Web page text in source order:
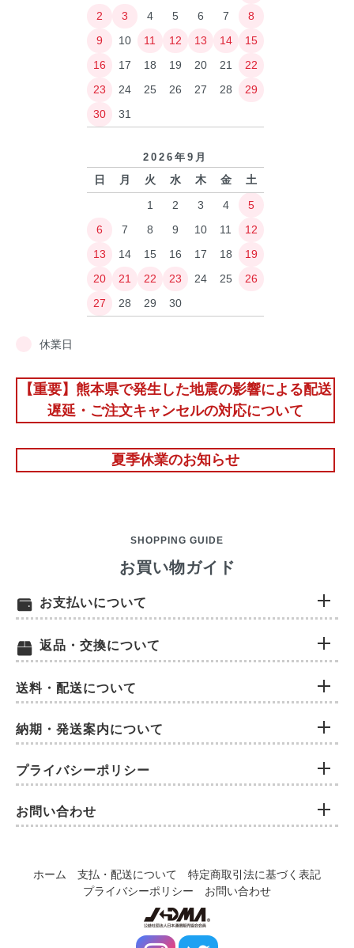
2
3 4 5 6 7
8
9
10 11 12 13 14
15
16
17 18 19 20 21
22
23
24 25 26 27 28
29
30
31
2026年9月
日 月 火 水 木 金
土
1
2 3 4
5
6
7 8 9 10 11
12
13
14 15 16 17 18
19
20
21 22 23 24 25
26
27
28 29 30
休業日
【重要】熊本県で発生した地震の影響による配送
遅延・ご注文キャンセルの対応について
夏季休業のお知らせ
SHOPPING GUIDE
お買い物ガイド
お支払いについて
返品・交換について
送料・配送について
納期・発送案内について
プライバシーポリシー
お問い合わせ
ホーム 支払・配送について
特定商取引法に基づく表記
プライバシーポリシー
お問い合わせ